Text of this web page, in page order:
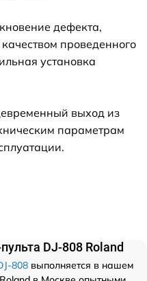
дефекта,
проведенного
установка
выход из
параметрам
DJ-808 Roland
808 выполняется в нашем